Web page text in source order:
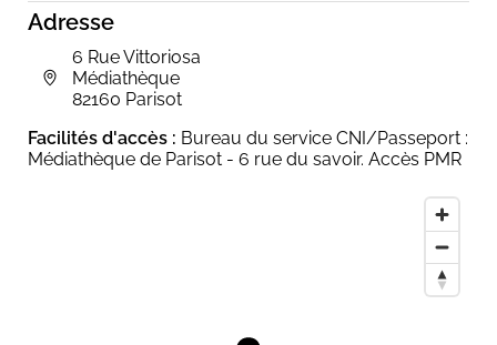
Adresse
6 Rue Vittoriosa
Médiathèque
82160 Parisot
Facilités d'accès : Bureau du service CNI/Passeport :
Médiathèque de Parisot - 6 rue du savoir. Accès PMR